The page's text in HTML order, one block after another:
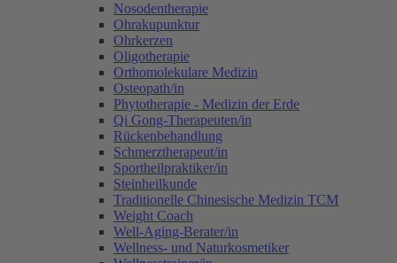
Nosodentherapie
Ohrakupunktur
Ohrkerzen
Oligotherapie
Orthomolekulare Medizin
Osteopath/in
Phytotherapie - Medizin der Erde
Qi Gong-Therapeuten/in
Rückenbehandlung
Schmerztherapeut/in
Sportheilpraktiker/in
Steinheilkunde
Traditionelle Chinesische Medizin TCM
Weight Coach
Well-Aging-Berater/in
Wellness- und Naturkosmetiker